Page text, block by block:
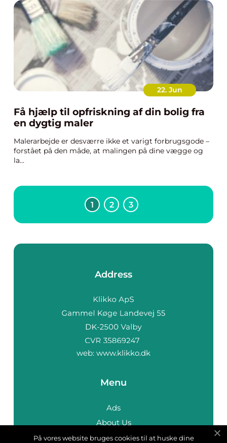
22. Jun
Få hjælp til opfriskning af din bolig fra
en dygtig maler
Malerarbejde er desværre ikke et varigt forbrugsgode –
forstået på den måde, at malingen på dine vægge og
la...
1 2 3
Address
web: www.klikko.dk
Menu
Ads
About Us
Cookies
På vores website bruges cookies til at huske dine